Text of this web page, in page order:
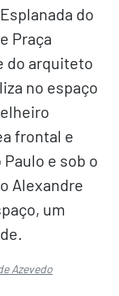
do
Praça
do arquiteto
no espaço
frontal e
e sob o
Alexandre
um
Azevedo